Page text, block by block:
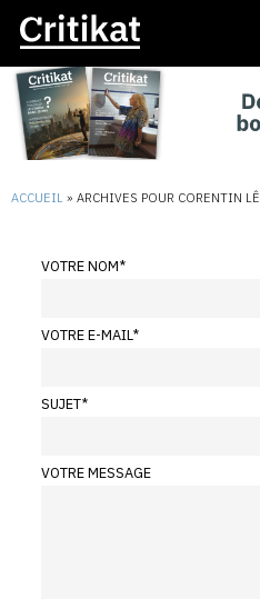
ACCUEIL » ARCHIVES POUR CORENTIN LÊ
VOTRE NOM*
VOTRE E-MAIL*
SUJET*
VOTRE MESSAGE